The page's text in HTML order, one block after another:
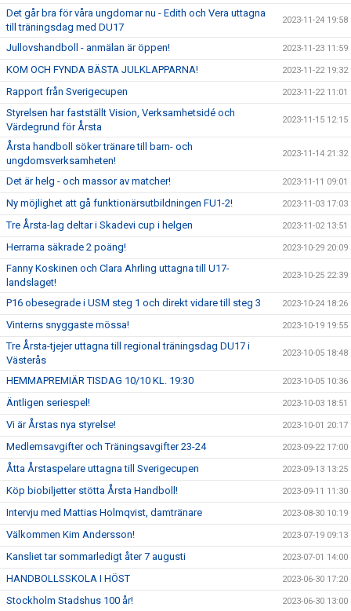
Det går bra för våra ungdomar nu - Edith och Vera uttagna
till träningsdag med DU17
2023-11-24 19:58
Jullovshandboll - anmälan är öppen! 2023-11-23 11:59
KOM OCH FYNDA BÄSTA JULKLAPPARNA! 2023-11-22 19:32
Rapport från Sverigecupen 2023-11-22 11:01
Styrelsen har fastställt Vision, Verksamhetsidé och
Värdegrund för Årsta
2023-11-15 12:15
Årsta handboll söker tränare till barn- och
ungdomsverksamheten!
2023-11-14 21:32
Det är helg - och massor av matcher! 2023-11-11 09:01
Ny möjlighet att gå funktionärsutbildningen FU1-2! 2023-11-03 17:03
Tre Årsta-lag deltar i Skadevi cup i helgen 2023-11-02 13:51
Herrarna säkrade 2 poäng! 2023-10-29 20:09
Fanny Koskinen och Clara Ahrling uttagna till U17-
landslaget!
2023-10-25 22:39
P16 obesegrade i USM steg 1 och direkt vidare till steg 3 2023-10-24 18:26
Vinterns snyggaste mössa! 2023-10-19 19:55
Tre Årsta-tjejer uttagna till regional träningsdag DU17 i
Västerås
2023-10-05 18:48
HEMMAPREMIÄR TISDAG 10/10 KL. 19:30 2023-10-05 10:36
Äntligen seriespel! 2023-10-03 18:51
Vi är Årstas nya styrelse! 2023-10-01 20:17
Medlemsavgifter och Träningsavgifter 23-24 2023-09-22 17:00
Åtta Årstaspelare uttagna till Sverigecupen 2023-09-13 13:25
Köp biobiljetter stötta Årsta Handboll! 2023-09-11 11:30
Intervju med Mattias Holmqvist, damtränare 2023-08-30 10:19
Välkommen Kim Andersson! 2023-07-19 09:13
Kansliet tar sommarledigt åter 7 augusti 2023-07-01 14:00
HANDBOLLSSKOLA I HÖST 2023-06-30 17:20
Stockholm Stadshus 100 år! 2023-06-30 13:00